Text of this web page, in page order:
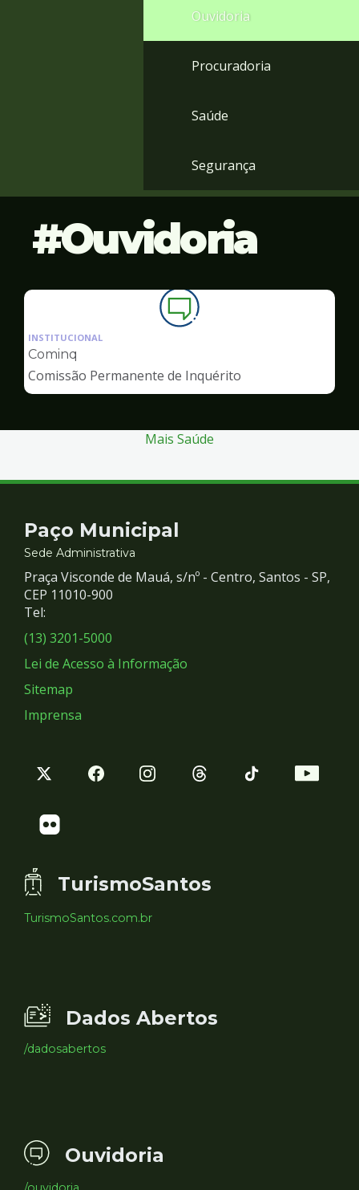
Ouvidoria
Procuradoria
Saúde
Segurança
Ouvidoria
Ilustração
da
de
Ouvidoria
INSTITUCIONAL
Cominq
Comissão Permanente de Inquérito
Mais Saúde
Contato
e
Redes
Sociais
Paço Municipal
Sede Administrativa
Praça Visconde de Mauá, s/nº - Centro, Santos - SP,
CEP 11010-900
Tel:
(13) 3201-5000
Lei de Acesso à Informação
Sitemap
Imprensa
TurismoSantos
TurismoSantos.com.br
Dados Abertos
/dadosabertos
Ouvidoria